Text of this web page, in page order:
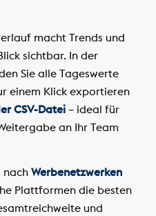
macht Trends und
sichtbar. In der
Sie alle Tageswerte
einem Klick exportieren
CSV-Datei– ideal für
an Ihr Team
nach Werbenetzwerken
Plattformen die besten
und